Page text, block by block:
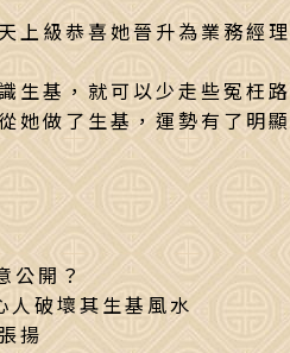
上級恭喜她晉升為業務經理
生基，就可以少走些冤枉
她做了生基，運勢有了明
公開？
人破壞其生基風水
揚